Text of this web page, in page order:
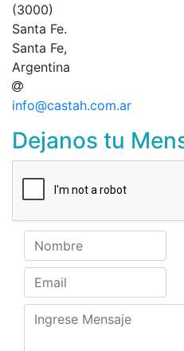
(3000)
Santa Fe.
Santa Fe,
Argentina
info@castah.com.ar
Dejanos tu